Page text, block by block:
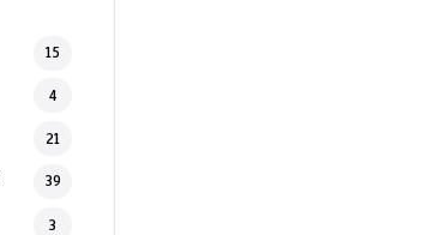
15
4
21
39
3